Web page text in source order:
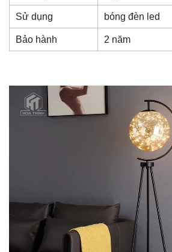
Sử dụng bóng đèn led
Bảo hành 2 năm